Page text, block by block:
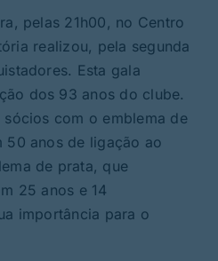
pelas 21h00, no Centro
realizou, pela segunda
Esta gala
dos 93 anos do clube.
com o emblema de
50 anos de ligação ao
de prata, que
25 anos e 14
importância para o